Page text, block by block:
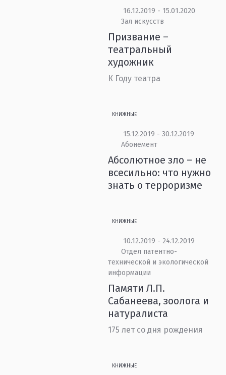
16.12.2019 - 15.01.2020
Зал искусств
Призвание –
театральный
художник
К Году театра
КНИЖНЫЕ
15.12.2019 - 30.12.2019
Абонемент
Абсолютное зло – не
всесильно: что нужно
знать о терроризме
КНИЖНЫЕ
10.12.2019 - 24.12.2019
Отдел патентно-
технической и экологической
информации
Памяти Л.П.
Сабанеева, зоолога и
натуралиста
175 лет со дня рождения
КНИЖНЫЕ